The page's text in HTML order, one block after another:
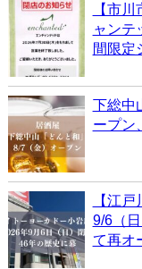
【市
ャンテ
間限定
下総中
ープン
【江
9/6（
て再オ